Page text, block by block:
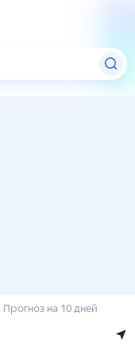
Прогноз на 10 дней